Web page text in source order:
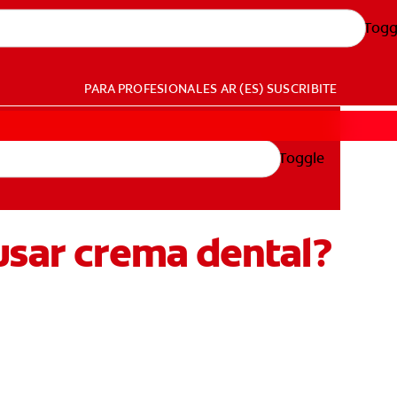
PARA PROFESIONALES AR (ES) SUSCRIBITE
Toggle
crema dental?